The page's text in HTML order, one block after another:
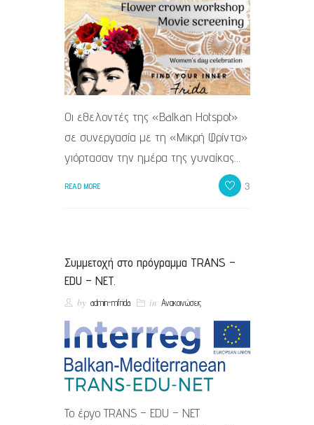
Οι εθελοντές της «Balkan Hotspot»
σε συνεργασία με τη «Μικρή Φρίντα»
γιόρτασαν την ημέρα της γυναίκας…
READ MORE 3
Συμμετοχή στο πρόγραμμα TRANS –
EDU – NET.
by admin-mfrida in Ανακοινώσεις
Το έργο TRANS – EDU – NET